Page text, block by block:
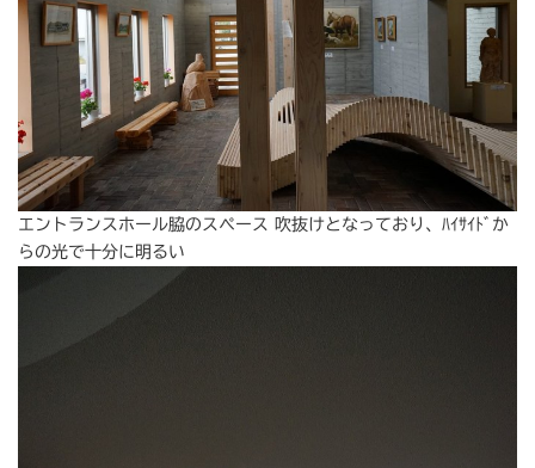
エントランスホール脇のスペース 吹抜けとなっており、ﾊｲｻｲﾄﾞか
らの光で十分に明るい